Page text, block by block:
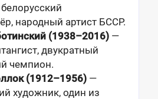
народный артист БССР.
(1938–2016) —
двукратный
чемпион.
(1912–1956) —
художник, один из